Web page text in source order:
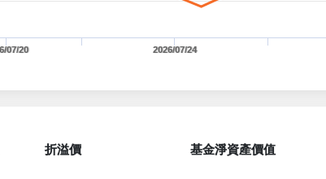
07/20 2026/07/24
折溢價 基金淨資產價值